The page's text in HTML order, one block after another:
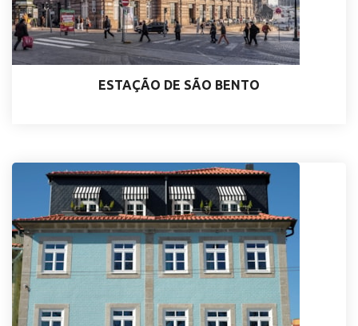
ESTAÇÃO DE SÃO BENTO